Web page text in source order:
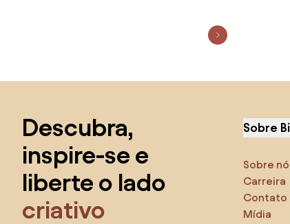
Descubra,
inspire-se e
liberte o lado
criativo
Sobre
Sobre
Carreira
Contato
Mídia